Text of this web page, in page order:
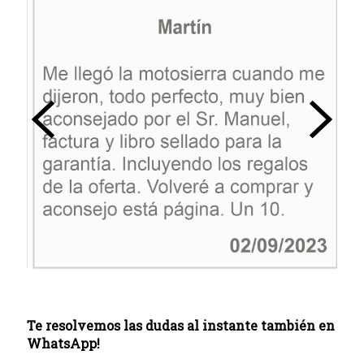
Te resolvemos las dudas al instante también en
WhatsApp!